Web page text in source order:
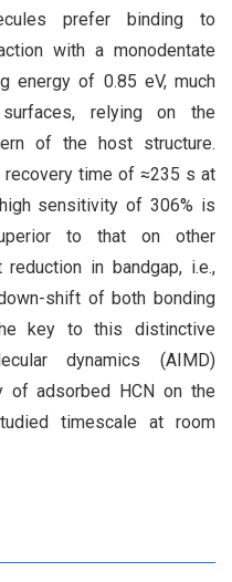
prefer binding to
with a monodentate
energy of 0.85 eV, much
relying on the
of the host structure.
time of ≈235 s at
sensitivity of 306% is
to that on other
in bandgap, i.e.,
shift of both bonding
key to this distinctive
dynamics (AIMD)
of adsorbed HCN on the
timescale at room